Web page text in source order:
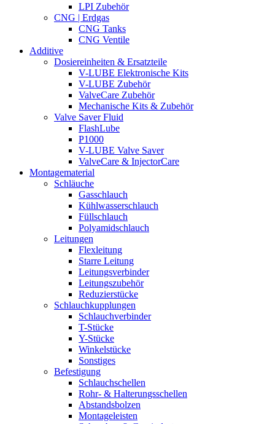
LPI Zubehör
CNG | Erdgas
CNG Tanks
CNG Ventile
Additive
Dosiereinheiten & Ersatzteile
V-LUBE Elektronische Kits
V-LUBE Zubehör
ValveCare Zubehör
Mechanische Kits & Zubehör
Valve Saver Fluid
FlashLube
P1000
V-LUBE Valve Saver
ValveCare & InjectorCare
Montagematerial
Schläuche
Gasschlauch
Kühlwasserschlauch
Füllschlauch
Polyamidschlauch
Leitungen
Flexleitung
Starre Leitung
Leitungsverbinder
Leitungszubehör
Reduzierstücke
Schlauchkupplungen
Schlauchverbinder
T-Stücke
Y-Stücke
Winkelstücke
Sonstiges
Befestigung
Schlauchschellen
Rohr- & Halterungsschellen
Abstandsbolzen
Montageleisten